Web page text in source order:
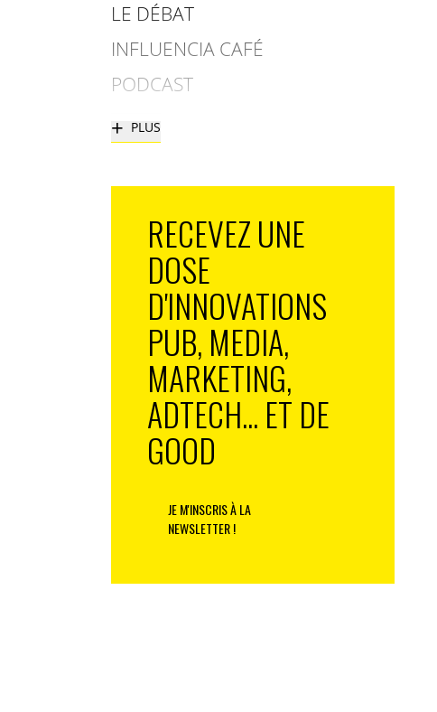
LE DÉBAT
INFLUENCIA CAFÉ
PODCAST
+ PLUS
RECEVEZ UNE
DOSE
D'INNOVATIONS
PUB, MEDIA,
MARKETING,
ADTECH... ET DE
GOOD
JE M'INSCRIS À LA
NEWSLETTER !